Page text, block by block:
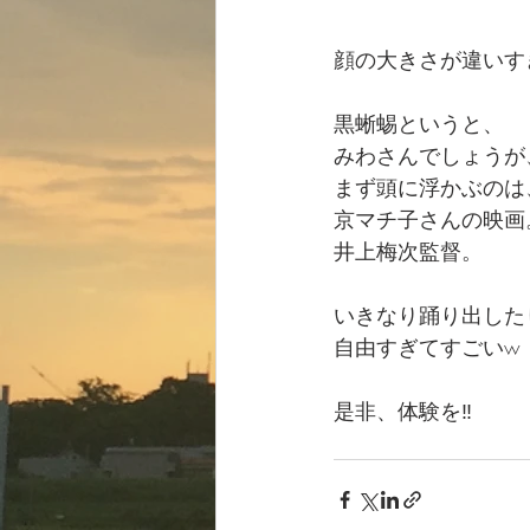
顔の大きさが違い
黒蜥蜴というと、
みわさんでしょうが
まず頭に浮かぶのは
京マチ子さんの映画
井上梅次監督。
いきなり踊り出した
自由すぎてすごいw
是非、体験を‼️